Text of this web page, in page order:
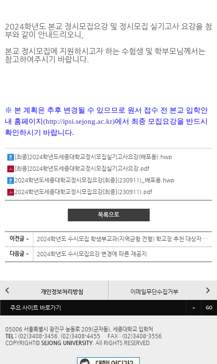
2024학년도 본교 정시모집요강 및 정시모집 실기고사 요강을 첨
부와 같이 안내드리오니,
본교 정시모집에 지원하시고자 하는 수험생 및 학부모님께서는
참고하여주시기 바랍니다.
※ 본 계획은 추후 변경될 수 있으므로 원서 접수 전 본교 입학안
내 홈페이지 (http://ipsi.sejong.ac.kr)에서 최종 모집요강을 반드시
확인하시기 바랍니다.
[최종]2024학년도세종대학교정시모집실기고사요강(배포용).hwp
[최종]2024학년도세종대학교정시모집실기고사요강.pdf
2024학년도세종대학교정시모집요강[최종](230911)_배포용.hwp
2024학년도세종대학교정시모집요강[최종](230911).pdf
목록으로
이전글 2024학년도 수시모집 학생부교과(지역균형 전형) 학교장 추천 대상자 명단 입력/확인 안내
다음글 2024학년도 수시모집요강 변경에 따른 재공지
다
개인정보처리방침 이메일무단수집거부
규정/예결산공고 대학정보공시
교내전화번호 사이트맵
주요 사이트 바로가기
바
로
05006 서울특별시 광진구 능동로 209(군자동), 세종대학교 입학처
TEL : (02)3408-3456. (02)3408-4455 FAX : (02)3408-3556
COPYRIGHT© SEJONG UNIVERSITY . All RIGHTS RESERVED.